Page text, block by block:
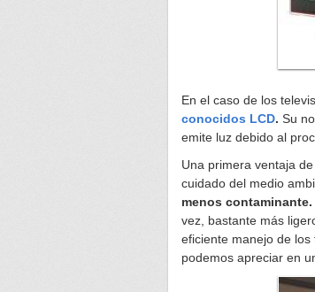
En el caso de los
conocidos LCD. Su
emite luz debido al
Una primera ventaja
cuidado del medio
menos
vez, bastante más
eficiente manejo de
podemos apreciar en